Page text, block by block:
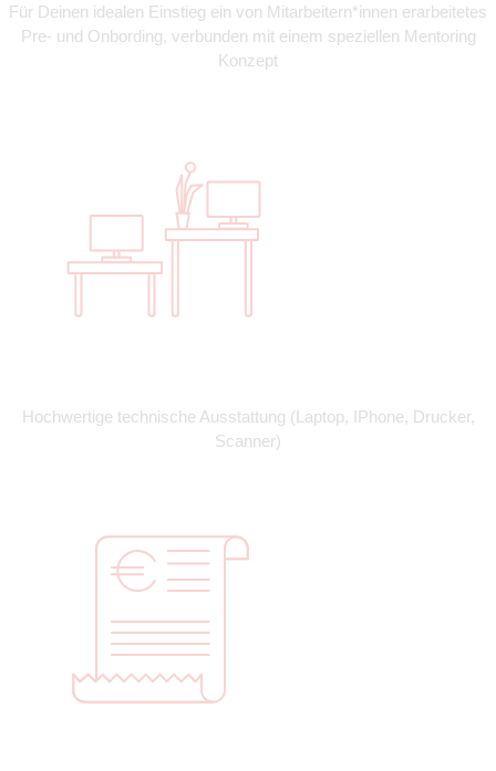
Für Deinen idealen Einstieg ein von Mitarbeitern*innen erarbeitetes
Pre- und Onbording, verbunden mit einem speziellen Mentoring
Konzept
Hochwertige technische Ausstattung (Laptop, IPhone, Drucker,
Scanner)